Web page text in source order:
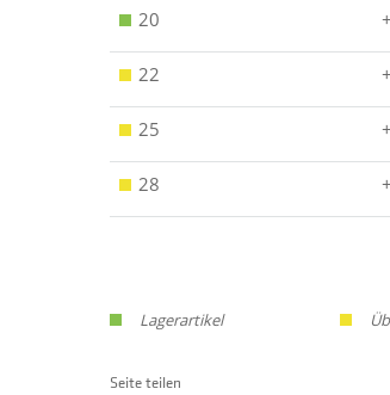
20
22
25
28
Lagerartikel
Seite teilen